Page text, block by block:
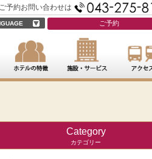
予約お問い合わせは tel.043-275-8111
ご予約
Category
カテゴリー